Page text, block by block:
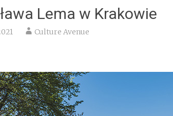
Lema w Krakowie
Culture Avenue